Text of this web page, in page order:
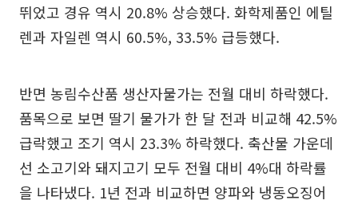
뛰었고 경유 역시 20.8% 상승했다. 화학제품인 에틸
렌과 자일렌 역시 60.5%, 33.5% 급등했다.
반면 농림수산품 생산자물가는 전월 대비 하락했다.
품목으로 보면 딸기 물가가 한 달 전과 비교해 42.5%
급락했고 조기 역시 23.3% 하락했다. 축산물 가운데
선 소고기와 돼지고기 모두 전월 대비 4%대 하락률
을 나타냈다. 1년 전과 비교하면 양파와 냉동오징어